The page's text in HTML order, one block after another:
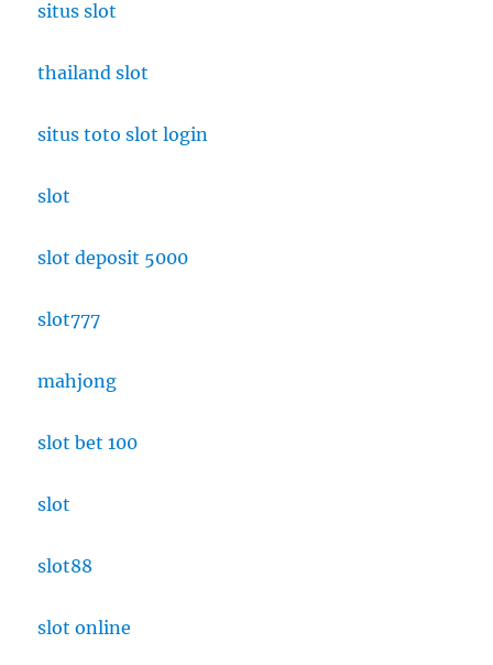
situs slot
thailand slot
situs toto slot login
slot
slot deposit 5000
slot777
mahjong
slot bet 100
slot
slot88
slot online